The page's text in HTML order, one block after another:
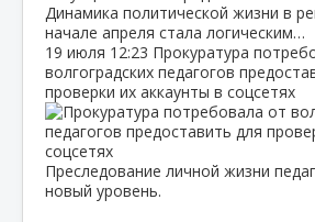
Динамика политической жизни в
начале апреля стала логическим…
19 июля 12:23 Прокуратура
волгоградских педагогов
проверки их аккаунты в соцсетях
Преследование личной жизни
новый уровень.